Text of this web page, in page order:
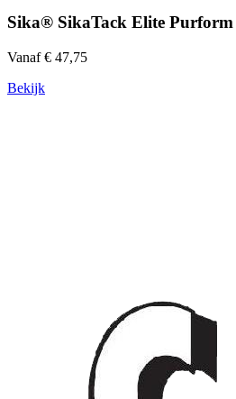
Sika® SikaTack Elite
Vanaf € 47,75
Bekijk